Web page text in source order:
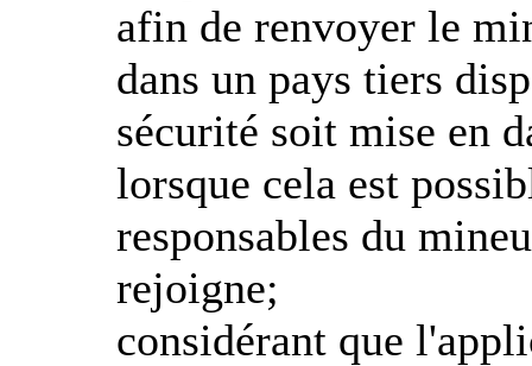
afin de renvoyer le
dans un pays tiers
sécurité soit mise en
lorsque cela est
responsables du
rejoigne;
considérant que